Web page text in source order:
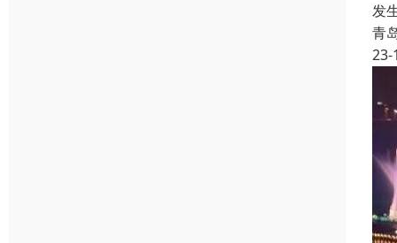
发
青
23-